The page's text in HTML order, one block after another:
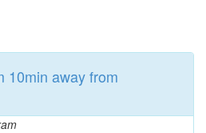
10min away from